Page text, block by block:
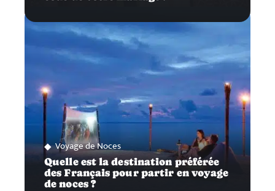
Voyage de Noces
Quelle est la destination préférée
des Français pour partir en voyage
de noces ?